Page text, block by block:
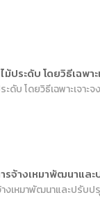
ประดับ โดยวิธีเฉพาะ
ดับ โดยวิธีเฉพาะเจาะจ
รจ้างเหมาพัฒนาแล
เหมาพัฒนาและปรับป